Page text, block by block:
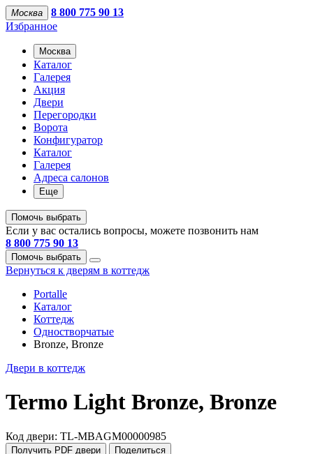
Москва
8 800 775 90 13
Избранное
Москва
Каталог
Галерея
Акция
Двери
Перегородки
Ворота
Конфигуратор
Каталог
Галерея
Адреса салонов
Еще
Помочь выбрать
Если у вас остались вопросы, можете позвонить нам
8 800 775 90 13
Помочь выбрать
Вернуться к дверям в коттедж
Portalle
Каталог
Коттедж
Одностворчатые
Bronze, Bronze
Двери в коттедж
Termo Light Bronze, Bronze
Код двери: TL-MBAGM00000985
Получить PDF двери Поделиться